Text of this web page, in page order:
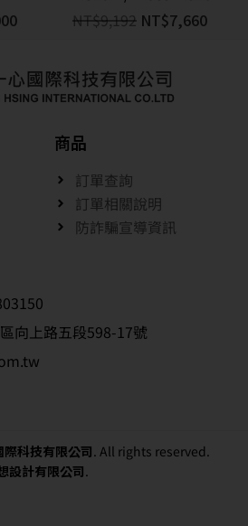
NT$9,192 NT$7,660
商品
訂單查詢
訂單相關說明
防詐騙宣導資訊
向上路五段598-17號
際科技有限公司. All rights reserved.
設計有限公司.